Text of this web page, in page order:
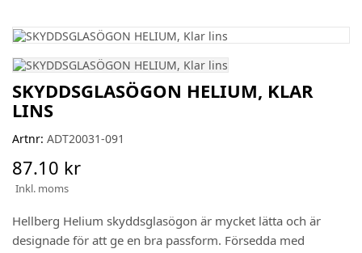
SKYDDSGLASÖGON HELIUM, KLAR
LINS
Artnr: ADT20031-091
87.10 kr
Inkl. moms
Hellberg Helium skyddsglasögon är mycket lätta och är
designade för att ge en bra passform. Försedda med